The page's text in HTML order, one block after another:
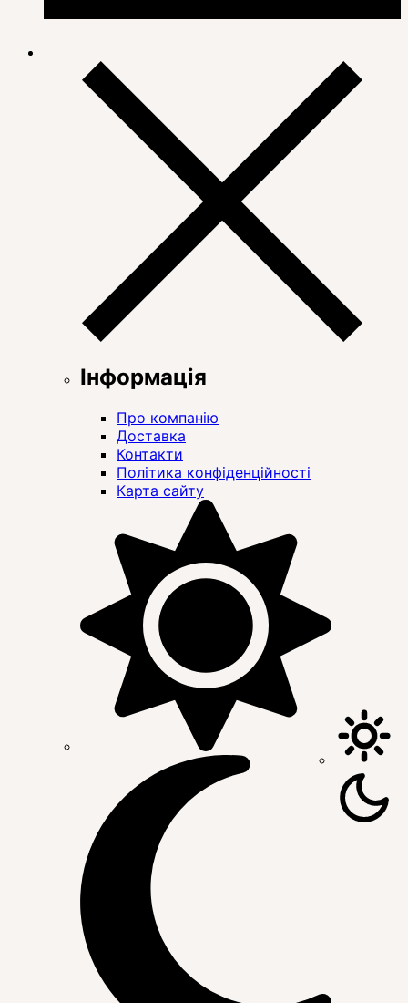
Інформація
Про компанію
Доставка
Контакти
Політика конфіденційності
Карта сайту